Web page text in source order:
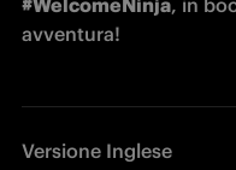
avventura!
Versione Inglese